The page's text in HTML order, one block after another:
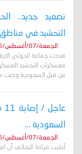
تصعيد جديد..
التحشيد في
الجمعة/07/أغسطس/2026 - 08:36 م
هددت جماعة الحوثي
معسكرات التحشيد
من قبل السعودية
السعودية ...
الجمعة/07/أغسطس/2026 - 12:38 ص
أعلنت قيادة التحالف أن